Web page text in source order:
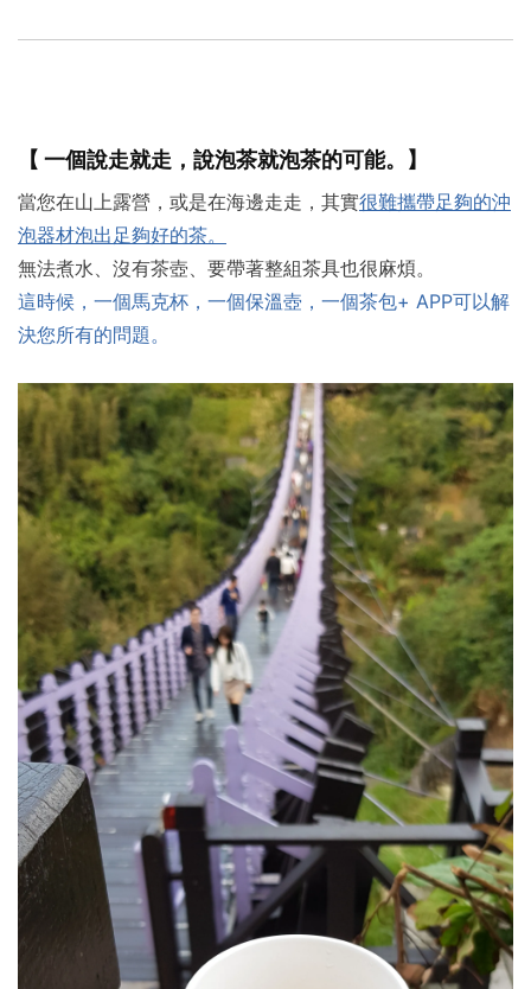
【 一個說走就走，說泡茶就泡茶的可能。】
當您在山上露營，或是在海邊走走，其實很難攜帶足夠的沖
泡器材泡出足夠好的茶。
無法煮水、沒有茶壺、要帶著整組茶具也很麻煩。
這時候，一個馬克杯，一個保溫壺，一個茶包+ APP可以解
決您所有的問題。